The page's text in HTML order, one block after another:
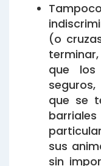
(o
que los
que se
sus
sin